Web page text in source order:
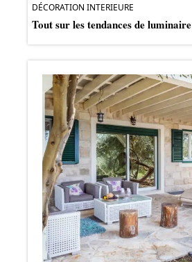
DÉCORATION INTERIEURE
Tout sur les tendances de luminaire